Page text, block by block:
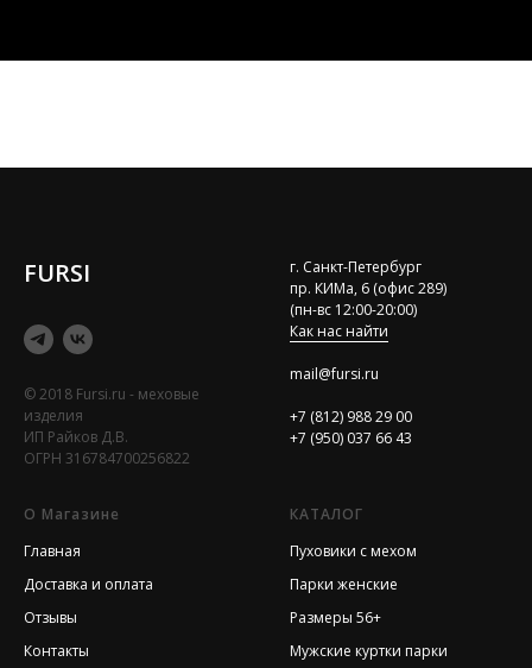
FURSI
© 2018 Fursi.ru - меховые
изделия
ИП Райков Д.В.
ОГРН 316784700256822
г. Санкт-Петербург
пр. КИМа, 6 (офис 289)
(пн-вс 12:00-20:00)
Как нас найти
mail@fursi.ru
+7 (812) 988 29 00
+7 (950) 037 66 43
О Магазине
Главная
Доставка и оплата
Отзывы
Контакты
КАТАЛОГ
Пуховики с мехом
Парки женские
Размеры 56+
Мужские куртки парки